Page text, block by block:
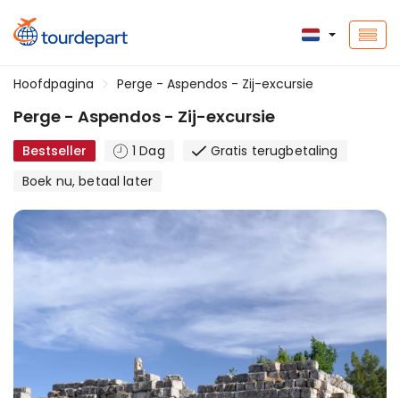
Hoofdpagina Perge - Aspendos - Zij-excursie
Perge - Aspendos - Zij-excursie
Bestseller 1 Dag
Gratis terugbetaling
Boek nu, betaal later